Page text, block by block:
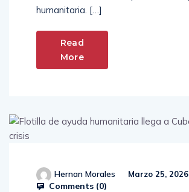
humanitaria. […]
Read
More
Hernan Morales Marzo 25, 2026
Comments (0)